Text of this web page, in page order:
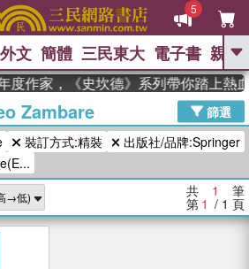
5
GO
熱搜： 東野圭吾 高希均教授回憶錄
、 The Odyssey 、 父親節 、 如果歷
史是一群喵 、 暑期推薦 、 國際布克
獎 臺灣漫遊錄
登輝時代 、 數學女孩：黎曼猜想 、
偉大的迷走神經
外文 簡體 三民東大 電子書 親子
作家，《史坎德》系列帶你踏上熱
Zambare
篩選
裝訂方式:精裝
出版社/品牌:Springer
共 1 筆
第 1 / 1 頁